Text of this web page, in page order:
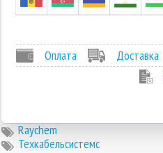
Оплата
Доставка
Raychem
Техкабельсистемс